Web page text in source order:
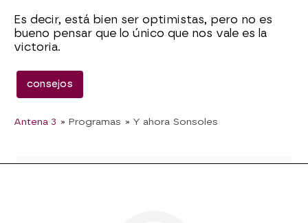
Es decir, está bien ser optimistas, pero no es
bueno pensar que lo único que nos vale es la
victoria.
consejos
Antena 3 » Programas » Y ahora Sonsoles